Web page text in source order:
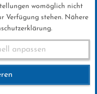
2018
womöglich nicht
Verfügung stehen. Nähere
anpassen